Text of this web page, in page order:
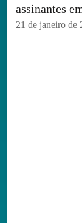
assinantes
21 de janeiro de